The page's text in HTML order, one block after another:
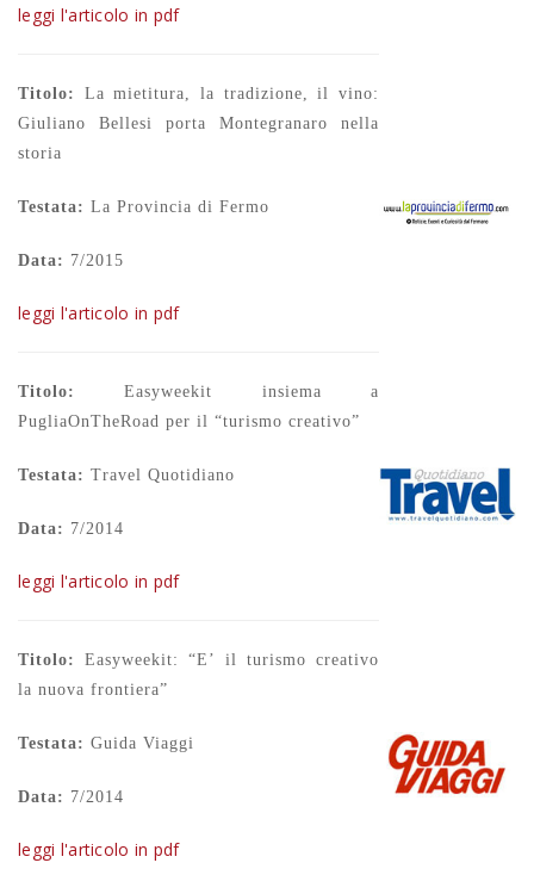
leggi l'articolo in pdf
Titolo:
La mietitura, la tradizione, il vino:
Giuliano Bellesi porta Montegranaro nella
storia
Testata: La Provincia di Fermo
Data: 7/2015
leggi l'articolo in pdf
Titolo:
Easyweekit insiema a
PugliaOnTheRoad per il “turismo creativo”
Testata: Travel Quotidiano
Data: 7/2014
leggi l'articolo in pdf
Titolo:
Easyweekit: “E’ il turismo creativo
la nuova frontiera”
Testata: Guida Viaggi
Data: 7/2014
leggi l'articolo in pdf